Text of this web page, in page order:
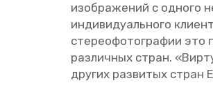
изоб­ра­же­ний с од­но­го
ин­ди­ви­ду­аль­но­го
сте­рео­фо­то­гра­фии это
раз­лич­ных стран.
дру­гих раз­ви­тых стран